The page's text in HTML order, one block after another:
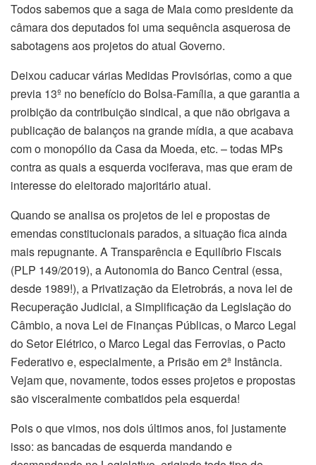
Todos sabemos que a saga de Maia como presidente da
câmara dos deputados foi uma sequência asquerosa de
sabotagens aos projetos do atual Governo.
Deixou caducar várias Medidas Provisórias, como a que
previa 13º no benefício do Bolsa-Família, a que garantia a
proibição da contribuição sindical, a que não obrigava a
publicação de balanços na grande mídia, a que acabava
com o monopólio da Casa da Moeda, etc. – todas MPs
contra as quais a esquerda vociferava, mas que eram de
interesse do eleitorado majoritário atual.
Quando se analisa os projetos de lei e propostas de
emendas constitucionais parados, a situação fica ainda
mais repugnante. A Transparência e Equilíbrio Fiscais
(PLP 149/2019), a Autonomia do Banco Central (essa,
desde 1989!), a Privatização da Eletrobrás, a nova lei de
Recuperação Judicial, a Simplificação da Legislação do
Câmbio, a nova Lei de Finanças Públicas, o Marco Legal
do Setor Elétrico, o Marco Legal das Ferrovias, o Pacto
Federativo e, especialmente, a Prisão em 2ª Instância.
Vejam que, novamente, todos esses projetos e propostas
são visceralmente combatidos pela esquerda!
Pois o que vimos, nos dois últimos anos, foi justamente
isso: as bancadas de esquerda mandando e